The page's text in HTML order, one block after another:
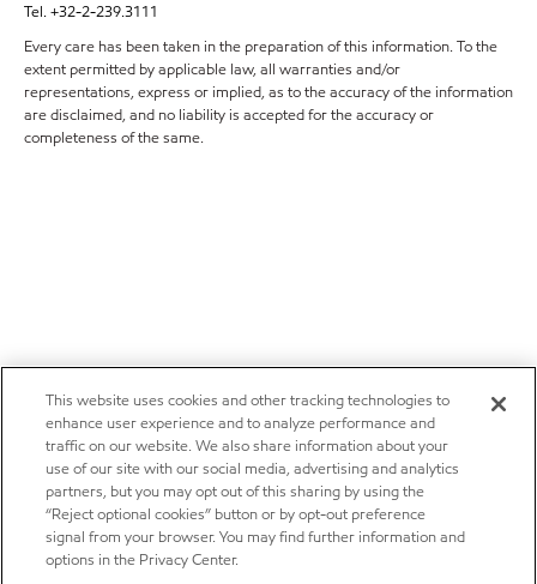
Tel. +32-2-239.3111
Every care has been taken in the preparation of this information. To the
extent permitted by applicable law, all warranties and/or
representations, express or implied, as to the accuracy of the information
are disclaimed, and no liability is accepted for the accuracy or
completeness of the same.
This website uses cookies and other tracking technologies to
enhance user experience and to analyze performance and
traffic on our website. We also share information about your
use of our site with our social media, advertising and analytics
partners, but you may opt out of this sharing by using the
“Reject optional cookies” button or by opt-out preference
signal from your browser. You may find further information and
options in the Privacy Center.